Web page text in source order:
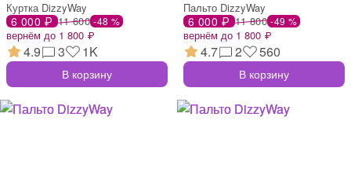
Куртка DizzyWay
6 000 ₽ 11 600 -48 %
вернём до 1 800 ₽
4.9 3 1K
В корзину
Пальто DizzyWay
6 000 ₽ 11 800 -49 %
вернём до 1 800 ₽
4.7 2 560
В корзину